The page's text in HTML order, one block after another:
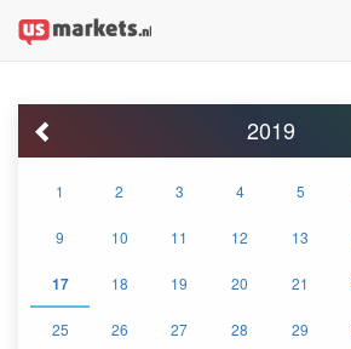
2019
1 2 3 4 5
9 10 11 12 13
17 18 19 20 21
25 26 27 28 29